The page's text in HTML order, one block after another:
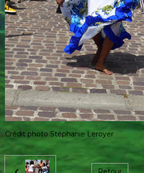
Crédit photo Stéphanie Leroyer